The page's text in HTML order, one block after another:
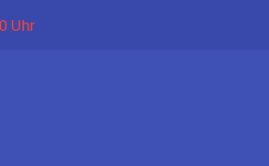
Uhr